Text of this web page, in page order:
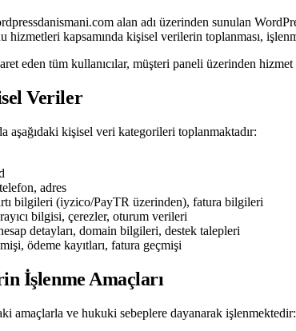
alan adı üzerinden sunulan
hizmetleri kapsamında kişisel verilerin toplanması,
eden tüm kullanıcılar, müşteri paneli üzerinden
Veriler
aşağıdaki kişisel veri kategorileri toplanmaktadır:
adres
bilgileri (iyzico/PayTR üzerinden), fatura bilgileri
bilgisi, çerezler, oturum verileri
detayları, domain bilgileri, destek talepleri
ödeme kayıtları, fatura geçmişi
İşlenme Amaçları
amaçlarla ve hukuki sebeplere dayanarak işlenmektedir: